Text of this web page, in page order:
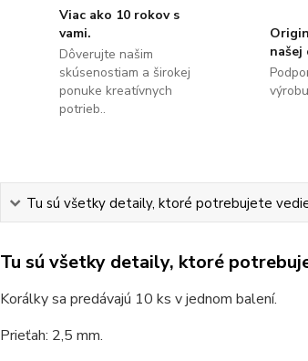
Viac ako 10 rokov s
vami.
Dôverujte našim
skúsenostiam a širokej
ponuke kreatívnych
potrieb..
našej
Tu sú všetky detaily, ktoré potrebujete
Tu sú všetky detaily, ktoré
Korálky sa predávajú 10 ks v jednom balení.
Prieťah: 2,5 mm.